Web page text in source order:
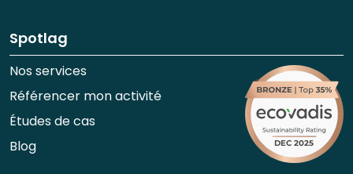
Spotlag
Nos services
Référencer mon activité
Études de cas
Blog